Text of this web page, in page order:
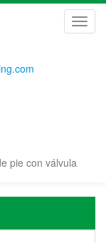
pie con válvula